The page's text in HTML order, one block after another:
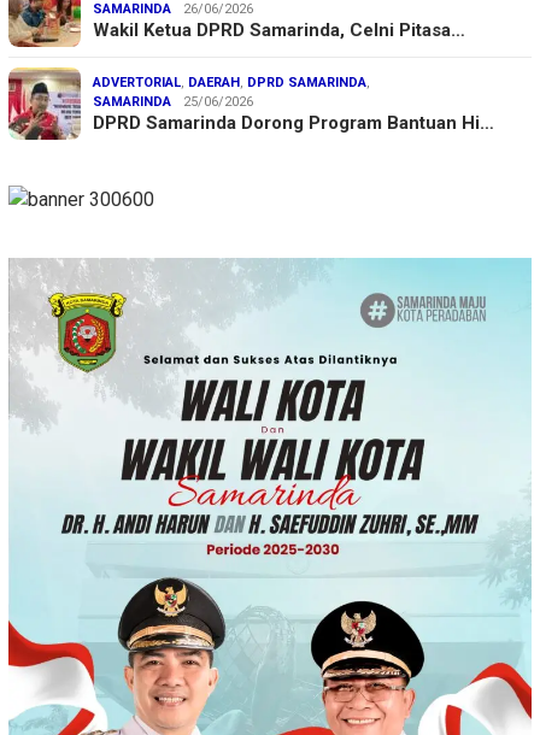
SAMARINDA
26/06/2026
Wakil Ketua DPRD Samarinda, Celni Pitasa…
ADVERTORIAL, DAERAH , DPRD SAMARINDA,
SAMARINDA
25/06/2026
DPRD Samarinda Dorong Program Bantuan Hi…